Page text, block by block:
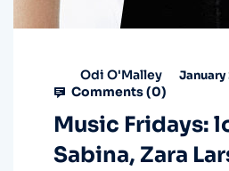
Odi O'Malley January
Comments (0)
Music Fridays:
Sabina, Zara